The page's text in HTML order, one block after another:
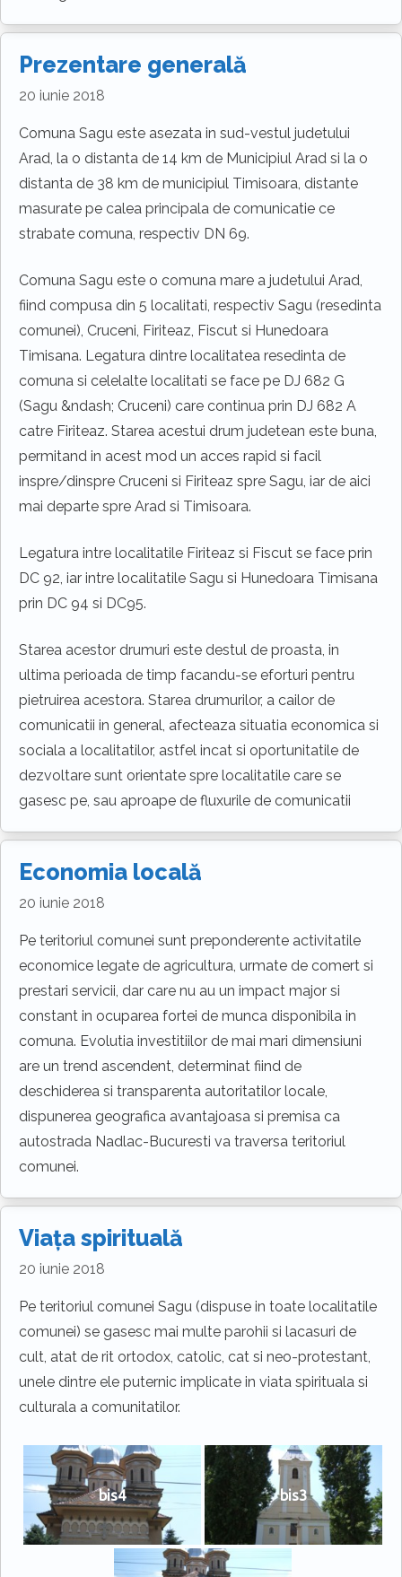
Prezentare generală
20 iunie 2018
Comuna Sagu este asezata in sud-vestul judetului
Arad, la o distanta de 14 km de Municipiul Arad si la o
distanta de 38 km de municipiul Timisoara, distante
masurate pe calea principala de comunicatie ce
strabate comuna, respectiv DN 69.
Comuna Sagu este o comuna mare a judetului Arad,
fiind compusa din 5 localitati, respectiv Sagu (resedinta
comunei), Cruceni, Firiteaz, Fiscut si Hunedoara
Timisana. Legatura dintre localitatea resedinta de
comuna si celelalte localitati se face pe DJ 682 G
(Sagu &ndash; Cruceni) care continua prin DJ 682 A
catre Firiteaz. Starea acestui drum judetean este buna,
permitand in acest mod un acces rapid si facil
inspre/dinspre Cruceni si Firiteaz spre Sagu, iar de aici
mai departe spre Arad si Timisoara.
Legatura intre localitatile Firiteaz si Fiscut se face prin
DC 92, iar intre localitatile Sagu si Hunedoara Timisana
prin DC 94 si DC95.
Starea acestor drumuri este destul de proasta, in
ultima perioada de timp facandu-se eforturi pentru
pietruirea acestora. Starea drumurilor, a cailor de
comunicatii in general, afecteaza situatia economica si
sociala a localitatilor, astfel incat si oportunitatile de
dezvoltare sunt orientate spre localitatile care se
gasesc pe, sau aproape de fluxurile de comunicatii
Economia locală
20 iunie 2018
Pe teritoriul comunei sunt preponderente activitatile
economice legate de agricultura, urmate de comert si
prestari servicii, dar care nu au un impact major si
constant in ocuparea fortei de munca disponibila in
comuna. Evolutia investitiilor de mai mari dimensiuni
are un trend ascendent, determinat fiind de
deschiderea si transparenta autoritatilor locale,
dispunerea geografica avantajoasa si premisa ca
autostrada Nadlac-Bucuresti va traversa teritoriul
comunei.
Viața spirituală
20 iunie 2018
Pe teritoriul comunei Sagu (dispuse in toate localitatile
comunei) se gasesc mai multe parohii si lacasuri de
cult, atat de rit ortodox, catolic, cat si neo-protestant,
unele dintre ele puternic implicate in viata spirituala si
culturala a comunitatilor.
bis4 bis3